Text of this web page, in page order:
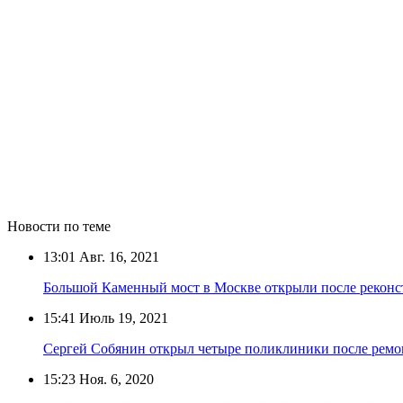
Новости по теме
13:01 Авг. 16, 2021
Большой Каменный мост в Москве открыли после
15:41 Июль 19, 2021
Сергей Собянин открыл четыре поликлиники после
15:23 Ноя. 6, 2020